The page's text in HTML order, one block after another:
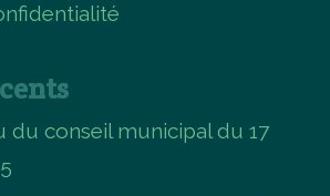
conseil municipal du 17